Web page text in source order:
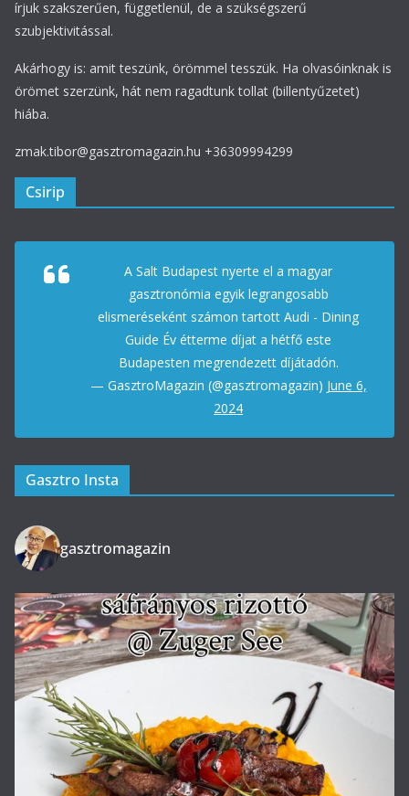
írjuk szakszerűen, függetlenül, de a szükségszerű
szubjektivitással.
Akárhogy is: amit teszünk, örömmel tesszük. Ha olvasóinknak is
örömet szerzünk, hát nem ragadtunk tollat (billentyűzetet)
hiába.
zmak.tibor@gasztromagazin.hu +36309994299
Csirip
A Salt Budapest nyerte el a magyar
gasztronómia egyik legrangosabb
elismeréseként számon tartott Audi - Dining
Guide Év étterme díjat a hétfő este
Budapesten megrendezett díjátadón.
— GasztroMagazin (@gasztromagazin) June 6,
2024
Gasztro Insta
gasztromagazin